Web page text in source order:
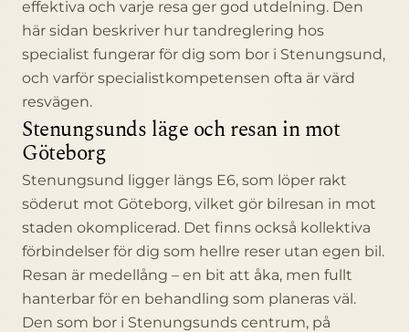
effektiva och varje resa ger god utdelning. Den
här sidan beskriver hur tandreglering hos
specialist fungerar för dig som bor i Stenungsund,
och varför specialistkompetensen ofta är värd
resvägen.
Stenungsunds läge och resan in mot
Göteborg
Stenungsund ligger längs E6, som löper rakt
söderut mot Göteborg, vilket gör bilresan in mot
staden okomplicerad. Det finns också kollektiva
förbindelser för dig som hellre reser utan egen bil.
Resan är medellång – en bit att åka, men fullt
hanterbar för en behandling som planeras väl.
Den som bor i Stenungsunds centrum, på